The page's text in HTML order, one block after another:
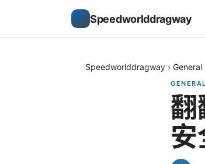
Speedworlddragway
Speedworlddragway › General
GENERAL
翻
安